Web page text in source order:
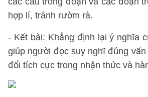
hợp lí, tránh rườm rà.
- Kết bài: Khẳng định lại ý nghĩa
giúp người đọc suy nghĩ đúng
đổi tích cực trong nhận thức và